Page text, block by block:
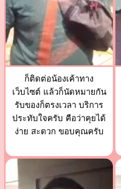
ก็ติดต่อน้องเค้าทาง
เว็บไซต์ แล้วก็นัดหมายกัน
รับของก็ตรงเวลา บริการ
ประทับใจครับ คือว่าคุยได้
ง่าย สะดวก ขอบคุณครับ